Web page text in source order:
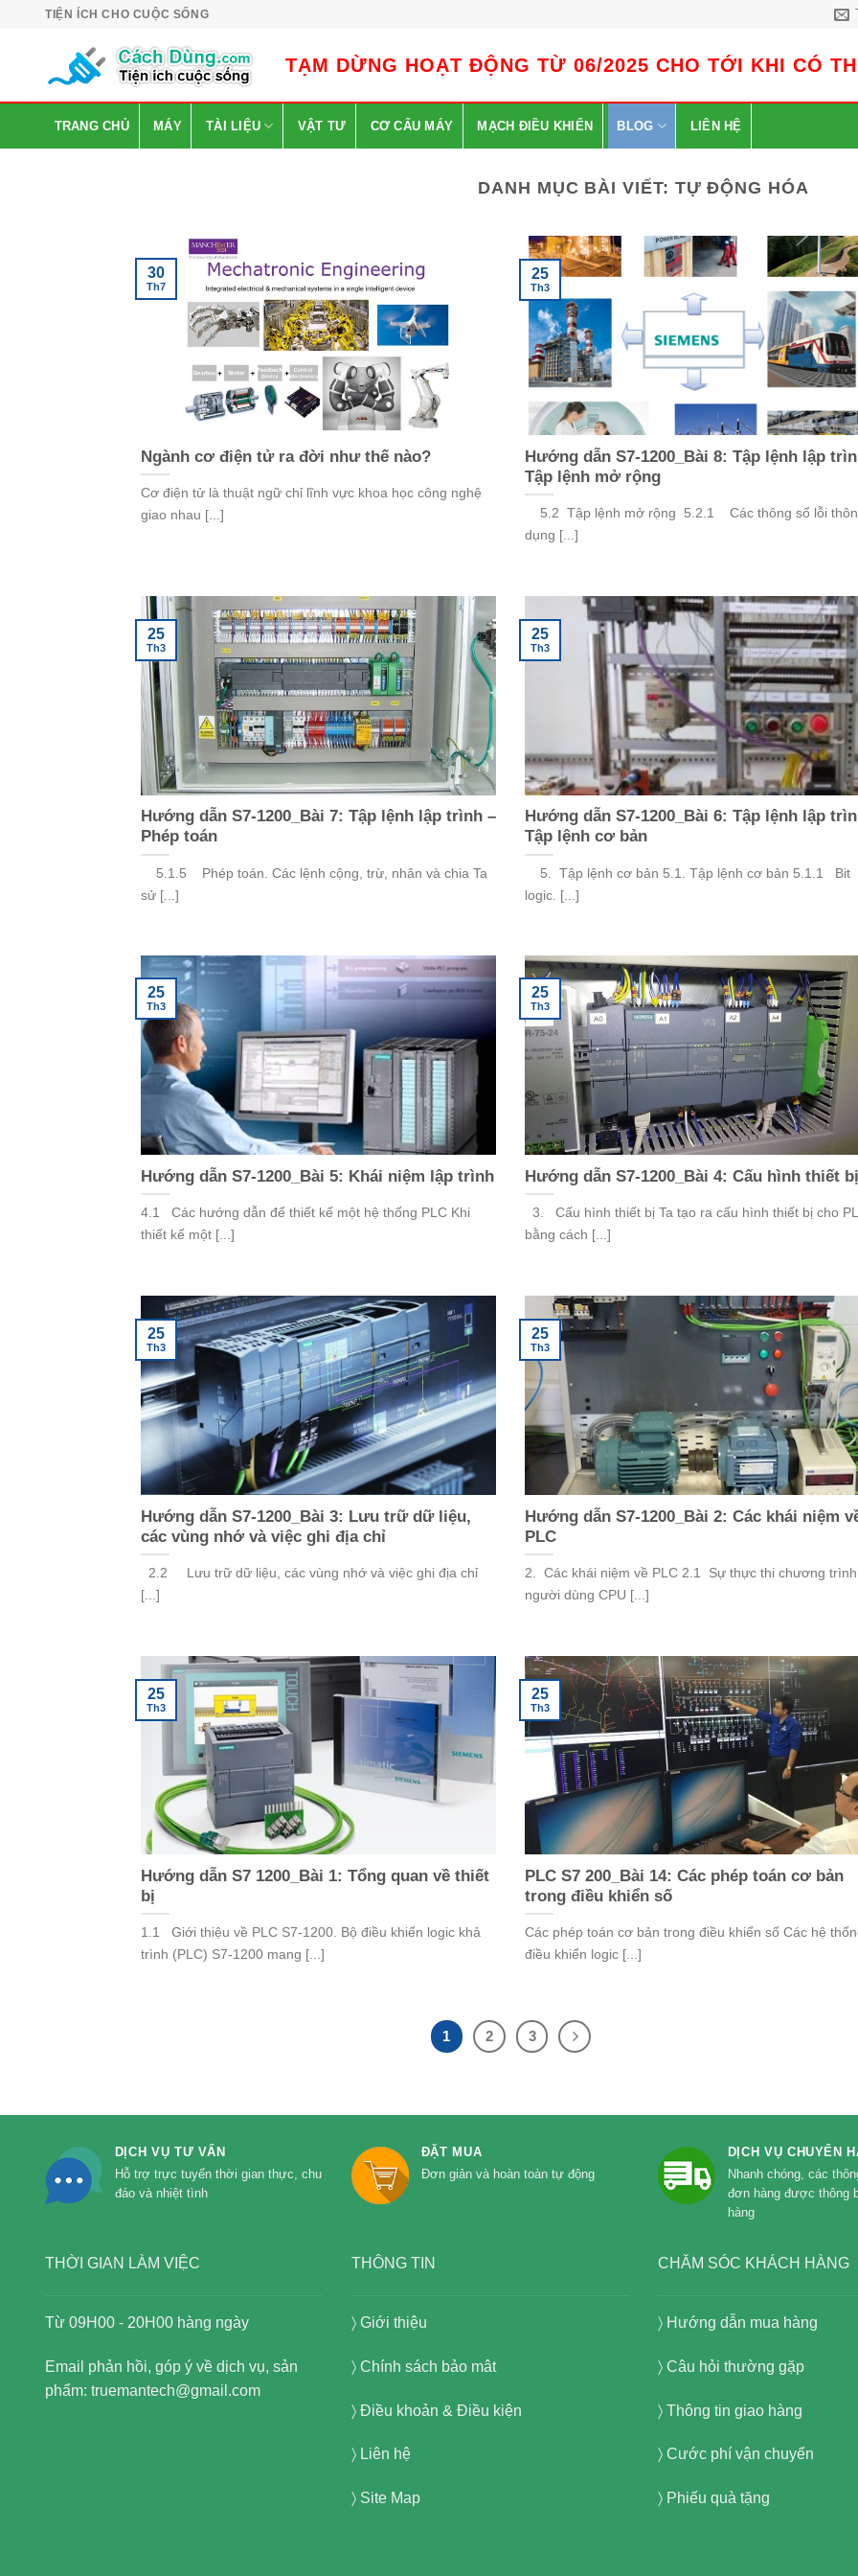
TIỆN ÍCH CHO CUỘC SỐNG
TẠM DỪNG HOẠT ĐỘNG TỪ 06/2025 CHO TỚI KHI CÓ
TRANG CHỦ MÁY TÀI LIỆU VẬT TƯ CƠ CẤU MÁY MẠCH ĐIỀU KHIỂN BLOG LIÊN HỆ
DANH MỤC BÀI VIẾT: TỰ ĐỘNG HÓA
Ngành cơ điện tử ra đời như thế nào?
Cơ điện tử là thuật ngữ chỉ lĩnh vực khoa học công nghệ
giao nhau [...]
30
Th7
Hướng dẫn S7-1200_Bài 8: Tập lệnh lập
Tập lệnh mở rộng
5.2 Tập lệnh mở rộng 5.2.1 Các thông sổ lỗi
dụng [...]
25
Th3
Hướng dẫn S7-1200_Bài 7: Tập lệnh lập trình –
Phép toán
5.1.5 Phép toán. Các lệnh cộng, trừ, nhân và chia Ta
sử [...]
25
Th3
Hướng dẫn S7-1200_Bài 6: Tập lệnh lập
Tập lệnh cơ bản
5. Tập lệnh cơ bản 5.1. Tập lệnh cơ bản 5.1.1 Bit
logic. [...]
25
Th3
Hướng dẫn S7-1200_Bài 5: Khái niệm lập trình
4.1 Các hướng dẫn để thiết kế một hệ thống PLC Khi
thiết kế một [...]
25
Th3
Hướng dẫn S7-1200_Bài 4: Cấu hình thiết
3. Cấu hình thiết bị Ta tạo ra cấu hình thiết bị cho
bằng cách [...]
25
Th3
Hướng dẫn S7-1200_Bài 3: Lưu trữ dữ liệu,
các vùng nhớ và việc ghi địa chỉ
2.2 Lưu trữ dữ liệu, các vùng nhớ và việc ghi địa chỉ
[...]
25
Th3
Hướng dẫn S7-1200_Bài 2: Các khái niệm
PLC
2. Các khái niệm về PLC 2.1 Sự thực thi chương trình
người dùng CPU [...]
25
Th3
Hướng dẫn S7 1200_Bài 1: Tổng quan về thiết
bị
1.1 Giới thiệu về PLC S7-1200. Bộ điều khiển logic khả
trình (PLC) S7-1200 mang [...]
25
Th3
PLC S7 200_Bài 14: Các phép toán cơ bản
trong điều khiển số
Các phép toán cơ bản trong điều khiển số Các hệ
điều khiển logic [...]
25
Th3
1 2 3
DỊCH VỤ TƯ VẤN
Hỗ trợ trực tuyến thời gian thực, chu
đáo và nhiệt tình
ĐẶT MUA
Đơn giản và hoàn toàn tự động
DỊCH VỤ CHUYỂN
Nhanh chóng, các
đơn hàng được thông
hàng
THỜI GIAN LÀM VIỆC
Từ 09H00 - 20H00 hàng ngày
Email phản hồi, góp ý về dịch vụ, sản
phẩm: truemantech@gmail.com
THÔNG TIN
〉 Giới thiệu
〉 Chính sách bảo mât
〉 Điều khoản & Điều kiện
〉 Liên hệ
〉 Site Map
CHĂM SÓC KHÁCH HÀNG
〉 Hướng dẫn mua hàng
〉 Câu hỏi thường gặp
〉 Thông tin giao hàng
〉 Cước phí vận chuyển
〉 Phiếu quà tặng